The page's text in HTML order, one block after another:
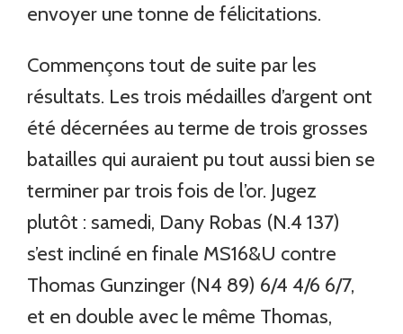
envoyer une tonne de félicitations.
Commençons tout de suite par les
résultats. Les trois médailles d’argent ont
été décernées au terme de trois grosses
batailles qui auraient pu tout aussi bien se
terminer par trois fois de l’or. Jugez
plutôt : samedi, Dany Robas (N.4 137)
s’est incliné en finale MS16&U contre
Thomas Gunzinger (N4 89) 6/4 4/6 6/7,
et en double avec le même Thomas,